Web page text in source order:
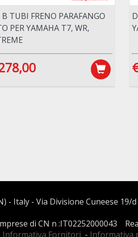
TUBI FRENO PARAFANGO
PER YAMAHA T7, WR,
- Italy - Via Divisione Cuneese 19/
di CN n :IT02252000043
Informativa Fornitori - Informativa